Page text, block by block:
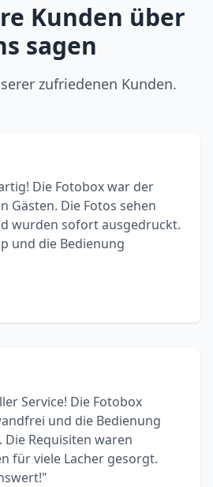
Kunden über
sagen
zufriedenen Kunden.
Die Fotobox war der
Gästen. Die Fotos sehen
wurden sofort ausgedruckt.
und die Bedienung
Service! Die Fotobox
und die Bedienung
Requisiten waren
für viele Lacher gesorgt.